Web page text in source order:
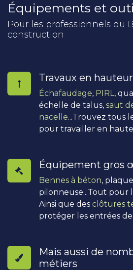
Équipements et
Pour les professionnels du
construction
Travaux en hauteur
Échafaudage, PIRL,
échelle de talus, saut
nacelle...Trouvez tous
pour travailler en
Équipement gros
Bennes à béton,
pilonneuse...Tout pour
Ainsi que des clôtures
protéger les entrées
Mais aussi de
métiers